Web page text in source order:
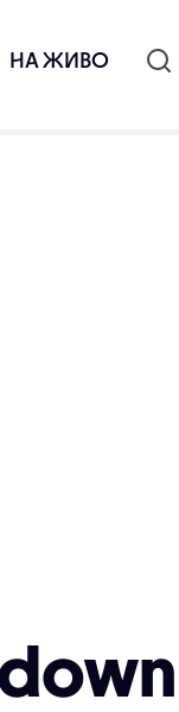
НА ЖИВО